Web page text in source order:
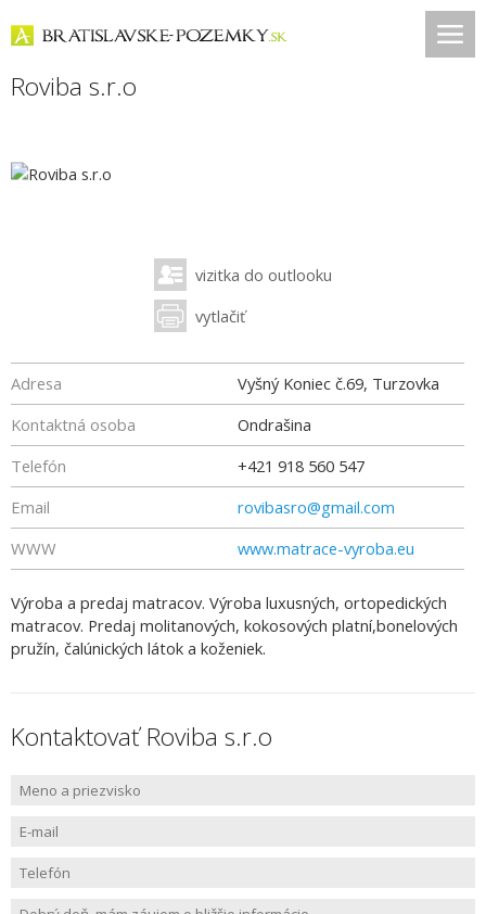
Roviba s.r.o
vizitka do outlooku
vytlačiť
Adresa
Vyšný Koniec č.69, Turzovka
Kontaktná osoba
Ondrašina
Telefón
+421 918 560 547
Email
rovibasro@gmail.com
WWW
www.matrace-vyroba.eu
Výroba a predaj matracov. Výroba luxusných, ortopedických
matracov. Predaj molitanových, kokosových platní,bonelových
pružín, čalúnických látok a koženiek.
Kontaktovať Roviba s.r.o